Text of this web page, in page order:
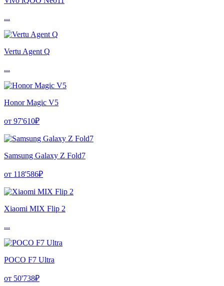
...
Vertu Agent Q
...
Honor Magic V5
от 97'610₽
Samsung Galaxy Z Fold7
от 118'586₽
Xiaomi MIX Flip 2
...
POCO F7 Ultra
от 50'738₽